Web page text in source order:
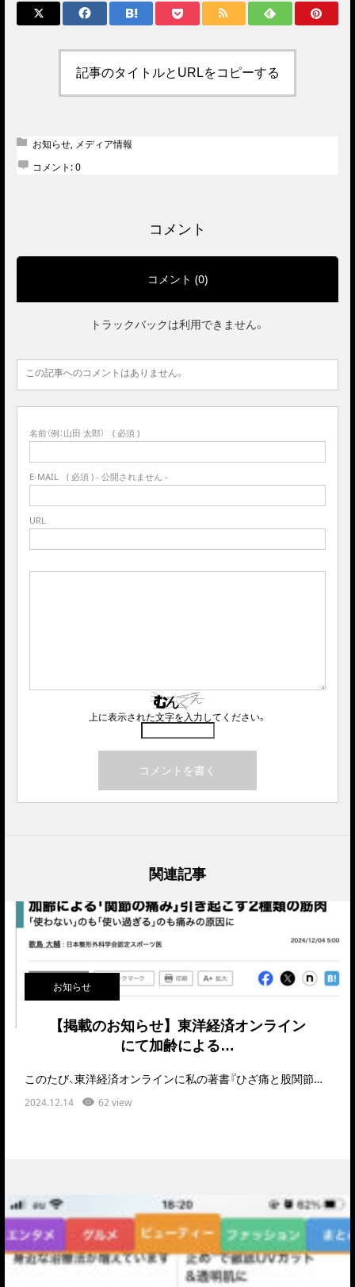
記事のタイトルとURLをコピーする
お知らせ, メディア情報
コメント:0
コメント
コメント (0)
トラックバックは利用できません。
この記事へのコメントはありません。
名前（例：山田 太郎） ( 必須 )
E-MAIL ( 必須 ) - 公開されません -
URL
上に表示された文字を入力してください。
関連記事
お知らせ
【掲載のお知らせ】東洋経済オンライン
にて加齢による…
このたび、東洋経済オンラインに私の著書『ひざ痛と股関節痛 自力でできるリセット法』（アスコム）からの…
2024.12.14 62 view